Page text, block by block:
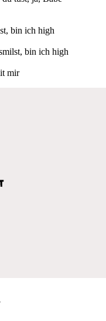
bin ich high
bin ich high
mir